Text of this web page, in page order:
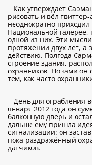
Как утверждает
рисовать и вёл
неоднократно
Национальной галерее,
одной из них. Эти
протяжении двух лет, а
действию. Полгода
строение здания,
охранников. Ночами он
тем, как часто
День для ограбления
января 2012 года он
балконную дверь и
дальше ему пришла
сигнализации: он
пока раздражённый
датчиков.